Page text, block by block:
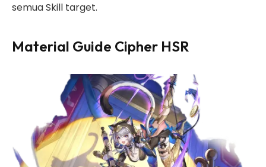
semua Skill target.
Material Guide Cipher HSR